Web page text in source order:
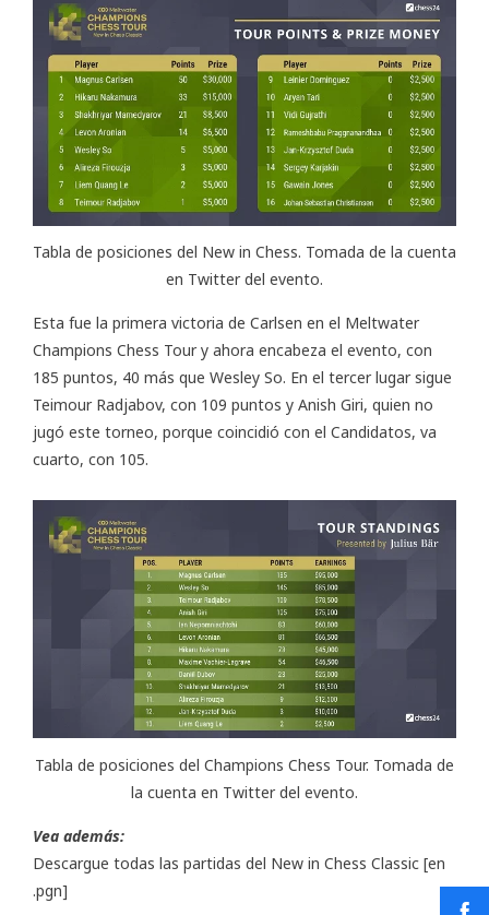
Tabla de posiciones del New in Chess. Tomada de la cuenta
en Twitter del evento.
Esta fue la primera victoria de Carlsen en el Meltwater
Champions Chess Tour y ahora encabeza el evento, con
185 puntos, 40 más que Wesley So. En el tercer lugar sigue
Teimour Radjabov, con 109 puntos y Anish Giri, quien no
jugó este torneo, porque coincidió con el Candidatos, va
cuarto, con 105.
Tabla de posiciones del Champions Chess Tour. Tomada de
la cuenta en Twitter del evento.
Vea además:
Descargue todas las partidas del New in Chess Classic [en
.pgn]